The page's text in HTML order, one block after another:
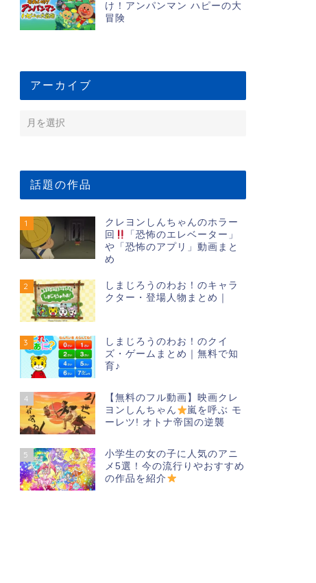
け！アンパンマン ハピーの大
冒険
アーカイブ
話題の作品
1
クレヨンしんちゃんのホラー
回
「恐怖のエレベーター」
や「恐怖のアプリ」動画まと
め
2
しまじろうのわお！のキャラ
クター・登場人物まとめ｜
3
しまじろうのわお！のクイ
ズ・ゲームまとめ｜無料で知
育♪
4
【無料のフル動画】映画クレ
ヨンしんちゃん
嵐を呼ぶ モ
ーレツ! オトナ帝国の逆襲
5
小学生の女の子に人気のアニ
メ5選！今の流行りやおすすめ
の作品を紹介